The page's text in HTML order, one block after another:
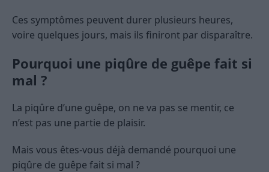
Ces symptômes peuvent durer plusieurs heures,
voire quelques jours, mais ils finiront par disparaître.
Pourquoi une piqûre de guêpe fait si
mal ?
La piqûre d’une guêpe, on ne va pas se mentir, ce
n’est pas une partie de plaisir.
Mais vous êtes-vous déjà demandé pourquoi une
piqûre de guêpe fait si mal ?